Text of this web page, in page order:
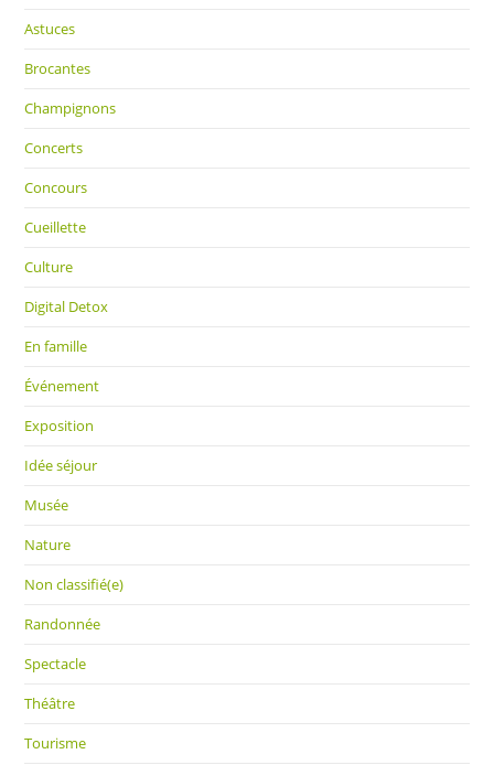
Astuces
Brocantes
Champignons
Concerts
Concours
Cueillette
Culture
Digital Detox
En famille
Événement
Exposition
Idée séjour
Musée
Nature
Non classifié(e)
Randonnée
Spectacle
Théâtre
Tourisme